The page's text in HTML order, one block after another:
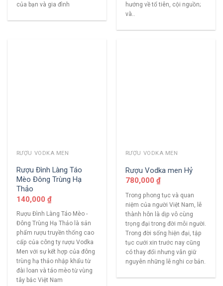
của bạn và gia đình
hướng về tổ tiên, cội nguồn;
và..
RƯỢU VODKA MEN
Rượu Đình Làng Táo
Mèo Đông Trùng Hạ
Thảo
140,000 ₫
Rượu Đình Làng Táo Mèo -
Đông Trùng Hạ Thảo là sản
phẩm rượu truyền thống cao
cấp của công ty rượu Vodka
Men với sự kết hợp của đông
trùng hạ thảo nhập khẩu từ
đài loan và táo mèo từ vùng
tây bắc Việt Nam
RƯỢU VODKA MEN
Rượu Vodka men Hỷ
780,000 ₫
Trong phong tục và quan
niệm của người Việt Nam, lễ
thành hôn là dịp vô cùng
trọng đại trong đời mỗi người.
Trong đời sống hiện đại, tập
tục cưới xin trước nay cũng
có thay đổi nhưng vẫn giữ
nguyên những lễ nghi cơ bản.